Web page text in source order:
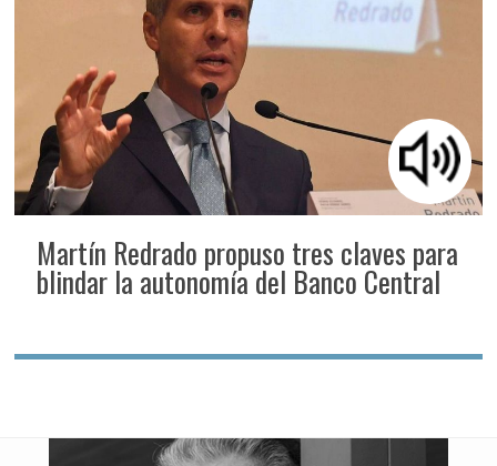
Martín Redrado propuso tres claves para
blindar la autonomía del Banco Central